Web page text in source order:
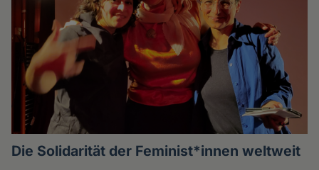
Die Solidarität der Feminist*innen weltweit